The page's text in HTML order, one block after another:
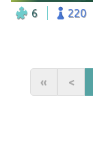
6 220
« <